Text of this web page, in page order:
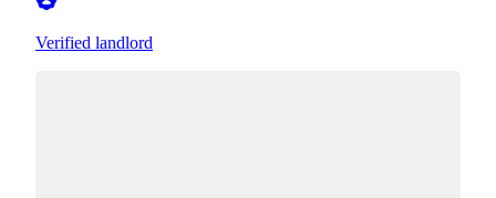
Verified landlord